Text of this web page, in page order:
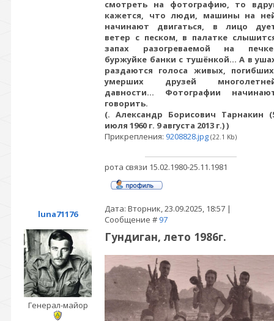
смотреть на фотографию, то
кажется, что люди, машины на
начинают двигаться, в лицо
ветер с песком, в палатке
запах разогреваемой на
буржуйке банки с тушёнкой... А в
раздаются голоса живых,
умерших друзей
давности... Фотографии
говорить.
(. Александр Борисович Тарнакин
июля 1960 г. 9 августа 2013 г.) )
Прикрепления: 9208828.jpg (22.1 Kb)
рота связи 15.02.1980-25.11.1981
luna71176
Дата: Вторник, 23.09.2025, 18:57 |
Сообщение # 97
Генерал-майор
Гундиган, лето 1986г.